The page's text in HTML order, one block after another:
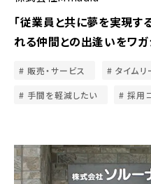
「従業員と共に夢を実現す
れる仲間との出逢いをワ
販売・サービス タイム
手間を軽減したい 採用